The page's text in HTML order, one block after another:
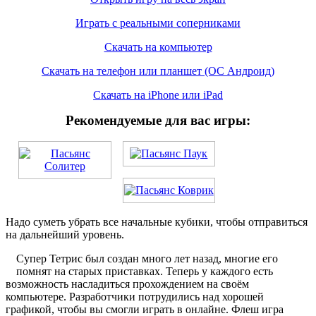
Играть с реальными соперниками
Скачать на компьютер
Скачать на телефон или планшет (ОС Андроид)
Скачать на iPhone или iPad
Рекомендуемые для вас игры:
Надо суметь убрать все начальные кубики, чтобы отправиться
на дальнейший уровень.
Супер Тетрис был создан много лет назад, многие его
помнят на старых приставках. Теперь у каждого есть
возможность насладиться прохождением на своём
компьютере. Разработчики потрудились над хорошей
графикой, чтобы вы смогли играть в онлайне. Флеш игра